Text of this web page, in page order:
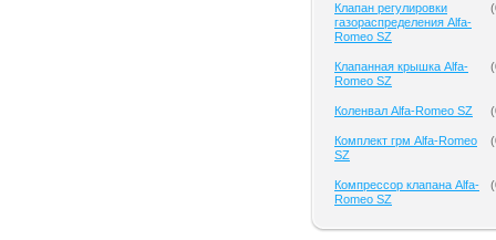
Клапан регулировки
газораспределения Alfa-
Romeo SZ
(
Клапанная крышка Alfa-
Romeo SZ
(
Коленвал Alfa-Romeo SZ (
Комплект грм Alfa-Romeo
SZ
(
Компрессор клапана Alfa-
Romeo SZ
(